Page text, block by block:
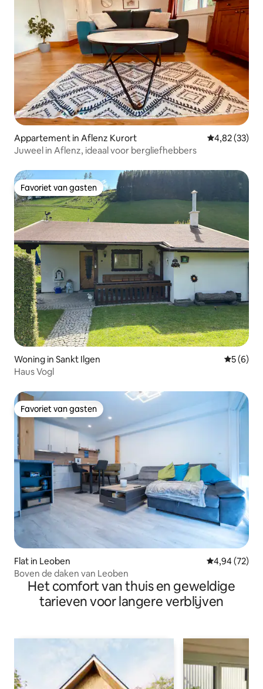
Appartement in Aflenz Kurort Gemiddelde
4,82 (33)
Juweel in Aflenz, ideaal voor bergliefhebbers
Favoriet van gasten
Favoriet van gasten
Woning in Sankt Ilgen
5 (6)
Haus Vogl
Favoriet van gasten
Favoriet van gasten
Flat in Leoben Gemiddelde
4,94 (72)
Boven de daken van Leoben
Het comfort van thuis en geweldige
tarieven voor langere verblijven